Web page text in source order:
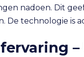
nadoen. Dit
technologie is